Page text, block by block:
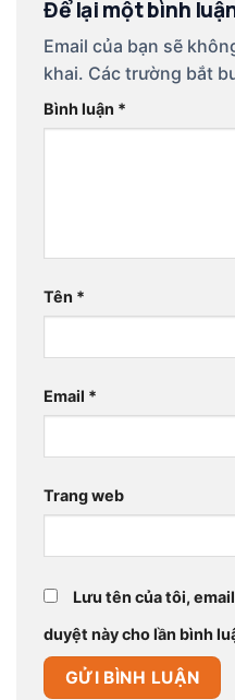
Để lại một bình
Email của bạn sẽ
khai. Các trường bắt
Bình luận *
Tên *
Email *
Trang web
Lưu tên của tôi,
duyệt này cho lần bình